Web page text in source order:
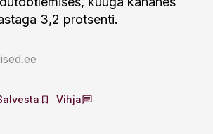
3,2 protsenti.
Vihja